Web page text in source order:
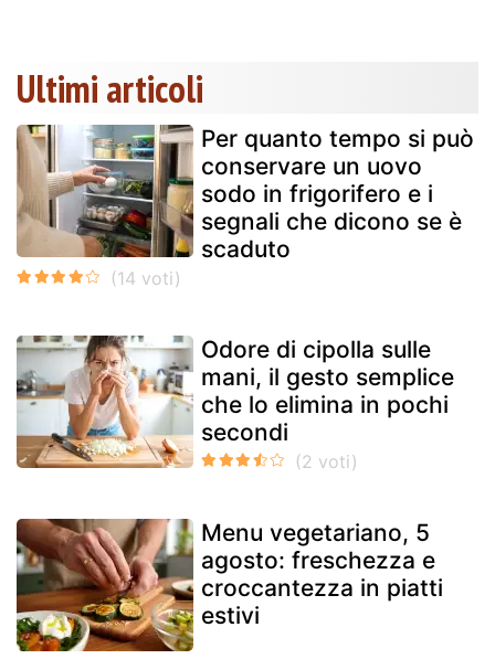
Ultimi articoli
Per quanto tempo si può
conservare un uovo
sodo in frigorifero e i
segnali che dicono se è
scaduto
Odore di cipolla sulle
mani, il gesto semplice
che lo elimina in pochi
secondi
Menu vegetariano, 5
agosto: freschezza e
croccantezza in piatti
estivi